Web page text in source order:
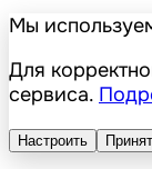
Мы
Для
сервиса.
Настроить